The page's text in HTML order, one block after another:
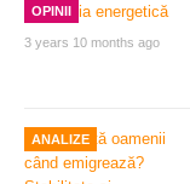
OPINII
3 years 10 months ago
ANALIZE